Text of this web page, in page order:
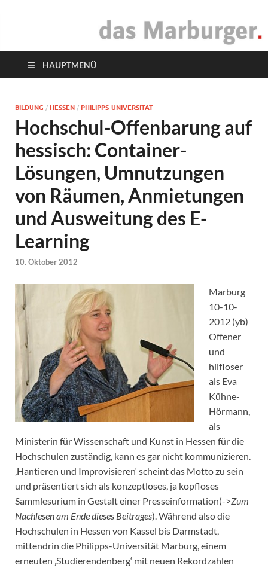
das Marburger.
HAUPTMENÜ
BILDUNG / HESSEN / PHILIPPS-UNIVERSITÄT
Hochschul-Offenbarung auf
hessisch: Container-
Lösungen, Umnutzungen
von Räumen, Anmietungen
und Ausweitung des E-
Learning
10. Oktober 2012
Marburg
10-10-
2012 (yb)
Offener
und
hilfloser
als Eva
Kühne-
Hörmann,
als
Ministerin für Wissenschaft und Kunst in Hessen für die
Hochschulen zuständig, kann es gar nicht kommunizieren.
‚Hantieren und Improvisieren‘ scheint das Motto zu sein
und präsentiert sich als konzeptloses, ja kopfloses
Sammlesurium in Gestalt einer Presseinformation(->Zum
Nachlesen am Ende dieses Beitrages). Während also die
Hochschulen in Hessen von Kassel bis Darmstadt,
mittendrin die Philipps-Universität Marburg, einem
erneuten ‚Studierendenberg‘ mit neuen Rekordzahlen